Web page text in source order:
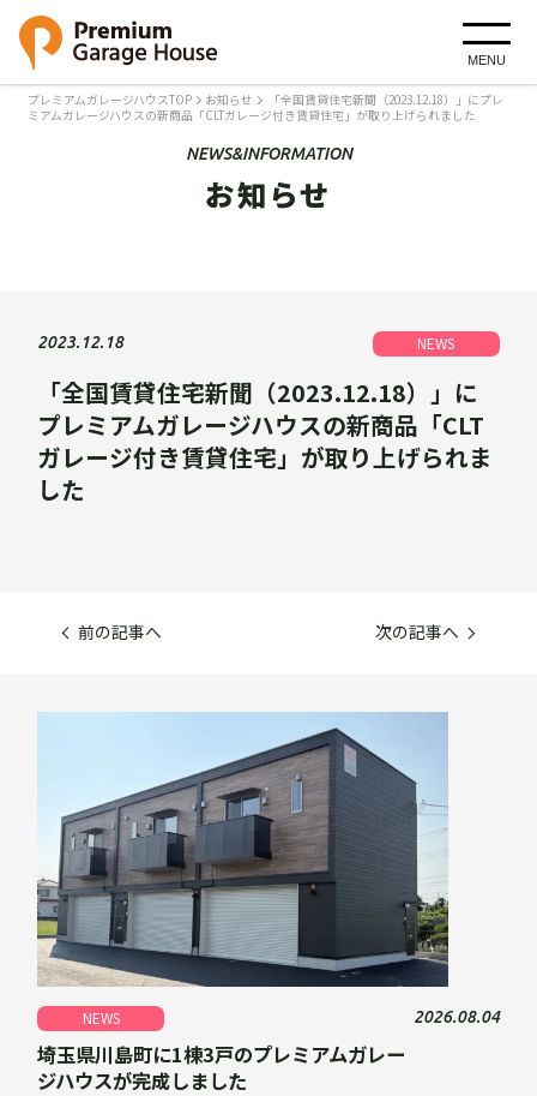
MENU
プレミアムガレージハウスTOP お知らせ
「全国賃貸住宅新聞（2023.12.18）」にプレ
ミアムガレージハウスの新商品「CLTガレージ付き賃貸住宅」が取り上げられました
NEWS&INFORMATION
お知らせ
2023.12.18 NEWS
「全国賃貸住宅新聞（2023.12.18）」に
プレミアムガレージハウスの新商品「CLT
ガレージ付き賃貸住宅」が取り上げられま
した
前の記事へ 次の記事へ
NEWS 2026.08.04
埼玉県川島町に1棟3戸のプレミアムガレー
ジハウスが完成しました